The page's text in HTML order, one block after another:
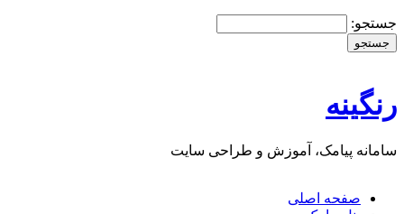
جستجو:
رنگینه
سامانه پیامک، آموزش و طراحی سایت
صفحه اصلی